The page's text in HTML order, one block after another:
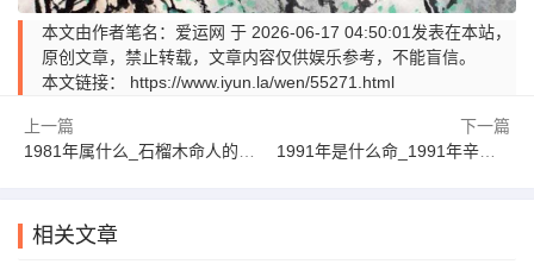
本文由作者笔名：爱运网 于 2026-06-17 04:50:01发表在本站，
原创文章，禁止转载，文章内容仅供娱乐参考，不能盲信。
本文链接： https://www.iyun.la/wen/55271.html
上一篇
1981年属什么_石榴木命人的性格与运势
下一篇
1991年是什么命_1991年辛未年五行属路旁土解析详解
相关文章